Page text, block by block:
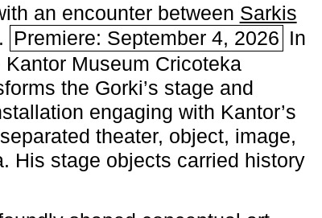
an encounter between Sarkis
Premiere: September 4, 2026 In
Museum Cricoteka
the Gorki’s stage and
engaging with Kantor’s
theater, object, image,
His stage objects carried history